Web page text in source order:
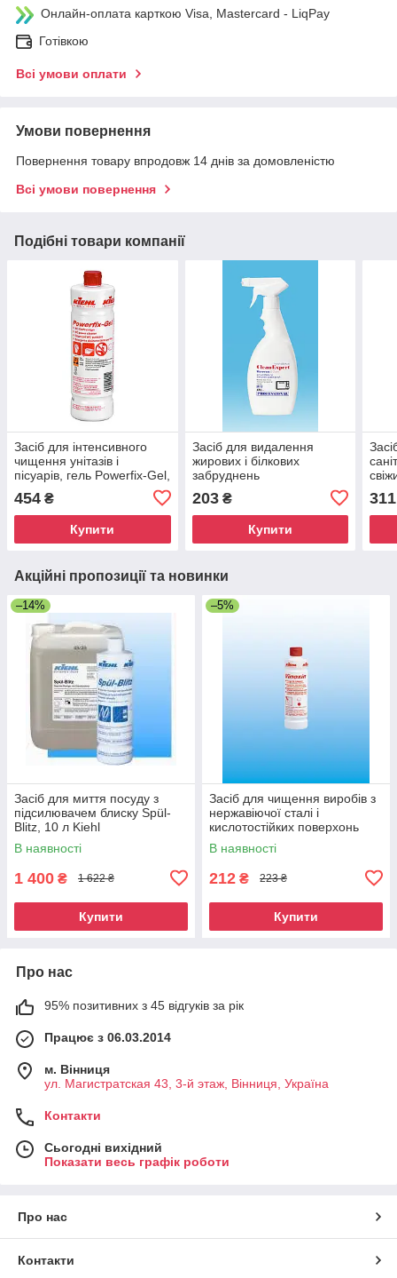
Онлайн-оплата карткою Visa, Mastercard - LiqPay
Готівкою
Всі умови оплати
Умови повернення
Повернення товару впродовж 14 днів за домовленістю
Всі умови повернення
Подібні товари компанії
Засіб для інтенсивного
чищення унітазів і
пісуарів, гель Powerfix-Gel,
454 ₴
Купити
Засіб для видалення
жирових і білкових
забруднень
Microwave&Oven, 470 мл
(4820201110355)
203₴
Купити
311
Акційні пропозиції та новинки
–14%
Засіб для миття посуду з
підсилювачем блиску Spül-
Blitz, 10 л Kiehl
В наявності
1 400 ₴ 1 622 ₴
Купити
–5%
Засіб для чищення виробів з
нержавіючої сталі і
кислотостійких поверхонь
Vinoxin,500 мл Kiehl
В наявності
212 ₴ 223 ₴
Купити
Про нас
95% позитивних з 45 відгуків за рік
Працює з 06.03.2014
м. Вінниця
ул. Магистратская 43, 3-й этаж, Вінниця, Україна
Контакти
Сьогодні вихідний
Показати весь графік роботи
Про нас
Контакти